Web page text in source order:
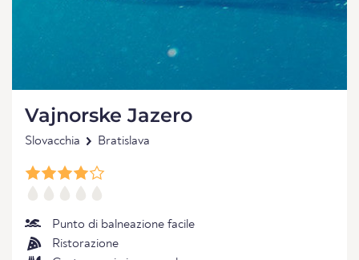
Vajnorske Jazero
Slovacchia Bratislava
Punto di balneazione facile
Ristorazione